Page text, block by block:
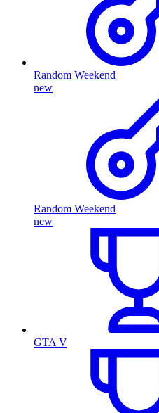
Random Weekend
new
Random Weekend
new
GTA V